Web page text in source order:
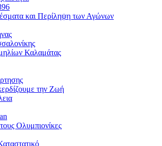
και Περίληψη των Αγώνων
Καλαμάτας
την Ζωή
Ολυμπιονίκες